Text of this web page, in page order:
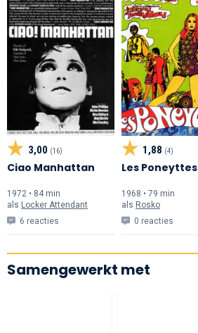
3,00 (16)
Ciao Manhattan
1972 • 84 min
als Locker Attendant
6 reacties
1,88 (4)
Les Poneyttes
1968 • 79 min
als Rosko
0 reacties
Samengewerkt met